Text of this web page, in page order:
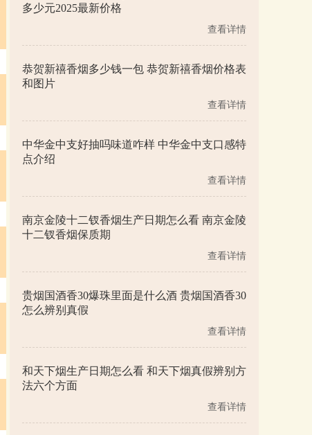
多少元2025最新价格
查看详情
恭贺新禧香烟多少钱一包 恭贺新禧香烟价格表
和图片
查看详情
中华金中支好抽吗味道咋样 中华金中支口感特
点介绍
查看详情
南京金陵十二钗香烟生产日期怎么看 南京金陵
十二钗香烟保质期
查看详情
贵烟国酒香30爆珠里面是什么酒 贵烟国酒香30
怎么辨别真假
查看详情
和天下烟生产日期怎么看 和天下烟真假辨别方
法六个方面
查看详情